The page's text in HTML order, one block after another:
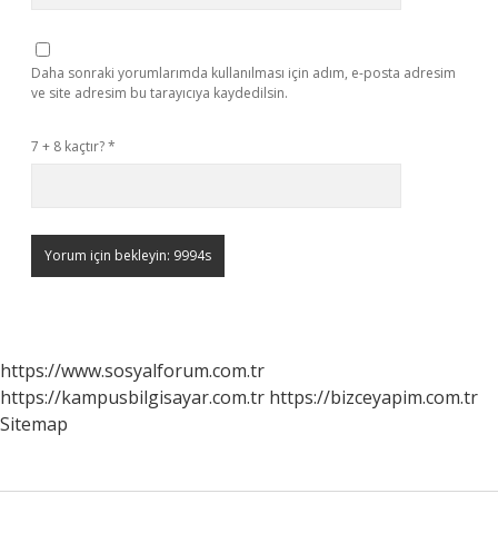
Daha sonraki yorumlarımda kullanılması için adım, e-posta adresim
ve site adresim bu tarayıcıya kaydedilsin.
7 + 8 kaçtır?*
https://www.sosyalforum.com.tr
https://kampusbilgisayar.com.tr https://bizceyapim.com.tr
Sitemap